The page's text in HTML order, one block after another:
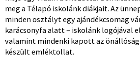
meg a Télapó iskolánk diákjait. Az
minden osztályt egy ajándékcsomag
karácsonyfa alatt – iskolánk logójával
valamint mindenki kapott az
készült emléktollat.